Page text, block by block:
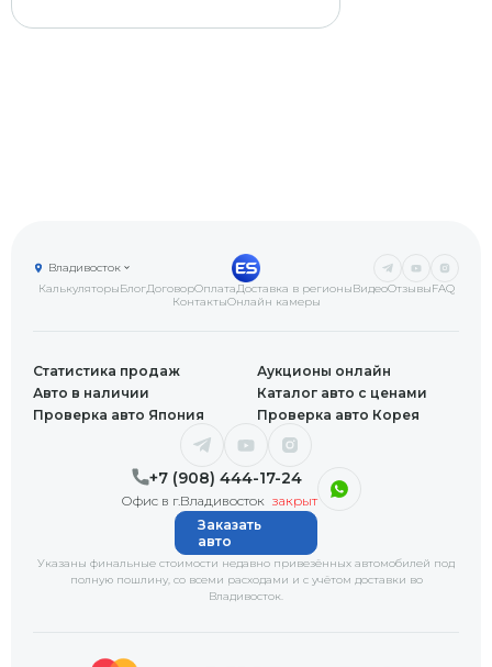
КалькуляторыБлогДоговорОплата Доставка в регионыВидеоОтзывыFAQ
КонтактыОнлайн камеры
Владивосток
+7 (908) 444-17-24
Офис в г.Владивосток закрыт
Статистика продаж
Аукционы онлайн
Авто в наличии
Каталог авто с ценами
Проверка авто Япония
Проверка авто Корея
Указаны финальные стоимости недавно привезённых автомобилей под
полную пошлину, со всеми расходами и с учётом доставки во
Владивосток
Заказать
авто